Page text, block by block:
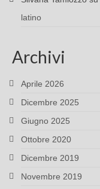
latino
Archivi
Aprile 2026
Dicembre 2025
Giugno 2025
Ottobre 2020
Dicembre 2019
Novembre 2019